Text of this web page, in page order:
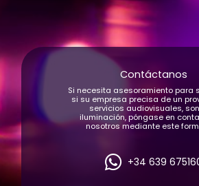
Contáctanos
Si necesita asesoramiento para
si su empresa precisa de un
servicios audiovisuales,
iluminación, póngase en
nosotros mediante este
+34 639